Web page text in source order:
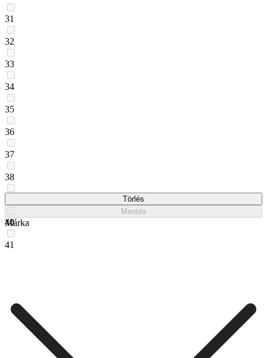
31
32
33
34
35
36
37
38
40
41
Törlés
Mentés
Márka